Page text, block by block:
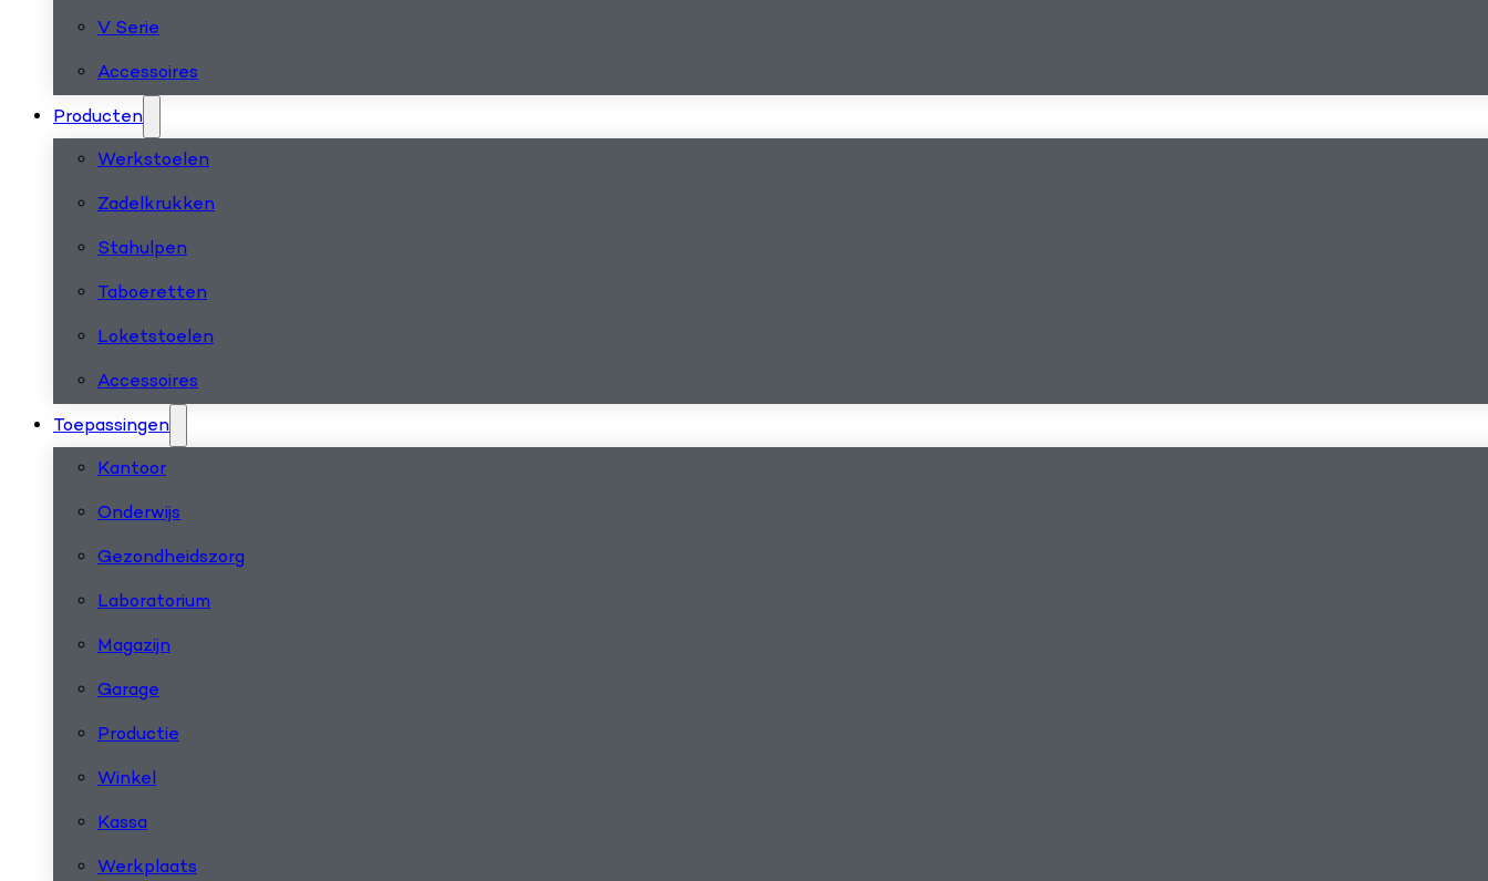
V Serie
Accessoires
Producten
Werkstoelen
Zadelkrukken
Stahulpen
Taboeretten
Loketstoelen
Accessoires
Toepassingen
Kantoor
Onderwijs
Gezondheidszorg
Laboratorium
Magazijn
Garage
Productie
Winkel
Kassa
Werkplaats